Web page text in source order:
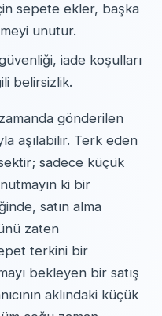
sepete ekler, başka
unutur.
iade koşulları
belirsizlik.
gönderilen
aşılabilir. Terk eden
sadece küçük
ki bir
satın alma
zaten
terkini bir
bekleyen bir satış
aklındaki küçük